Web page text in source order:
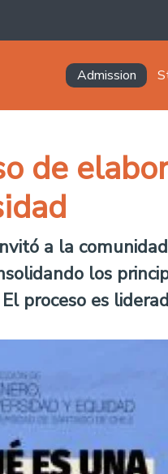
Navegación
Admission
de
a la
los
proceso es